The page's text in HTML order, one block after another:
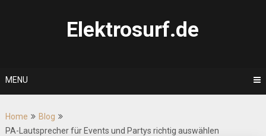
Elektrosurf.de
MENU
Home
Blog
PA-Lautsprecher für Events und Partys richtig auswählen